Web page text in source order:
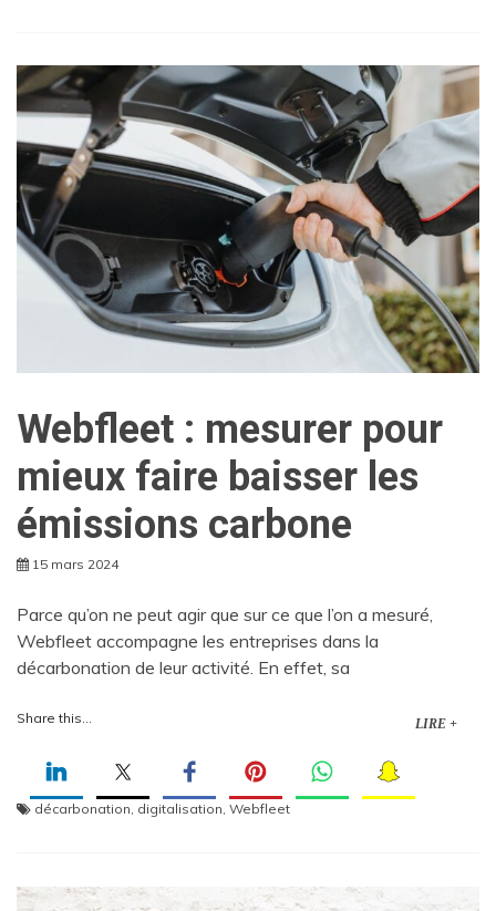
Webfleet : mesurer pour
mieux faire baisser les
émissions carbone
15 mars 2024
Parce qu’on ne peut agir que sur ce que l’on a mesuré,
Webfleet accompagne les entreprises dans la
décarbonation de leur activité. En effet, sa
Share this... LIRE +
décarbonation, digitalisation, Webfleet